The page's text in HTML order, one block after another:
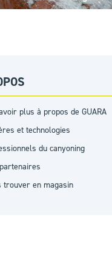
plus à propos de GUARA
et technologies
du canyoning
trouver en magasin